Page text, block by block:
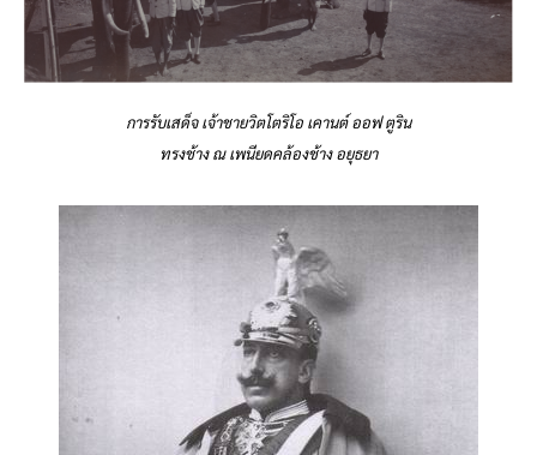
การรับเสด็จ เจ้าชายวิตโตริโอ เคานต์ ออฟ ตูริน
ทรงช้าง ณ เพนียดคล้องช้าง อยุธยา